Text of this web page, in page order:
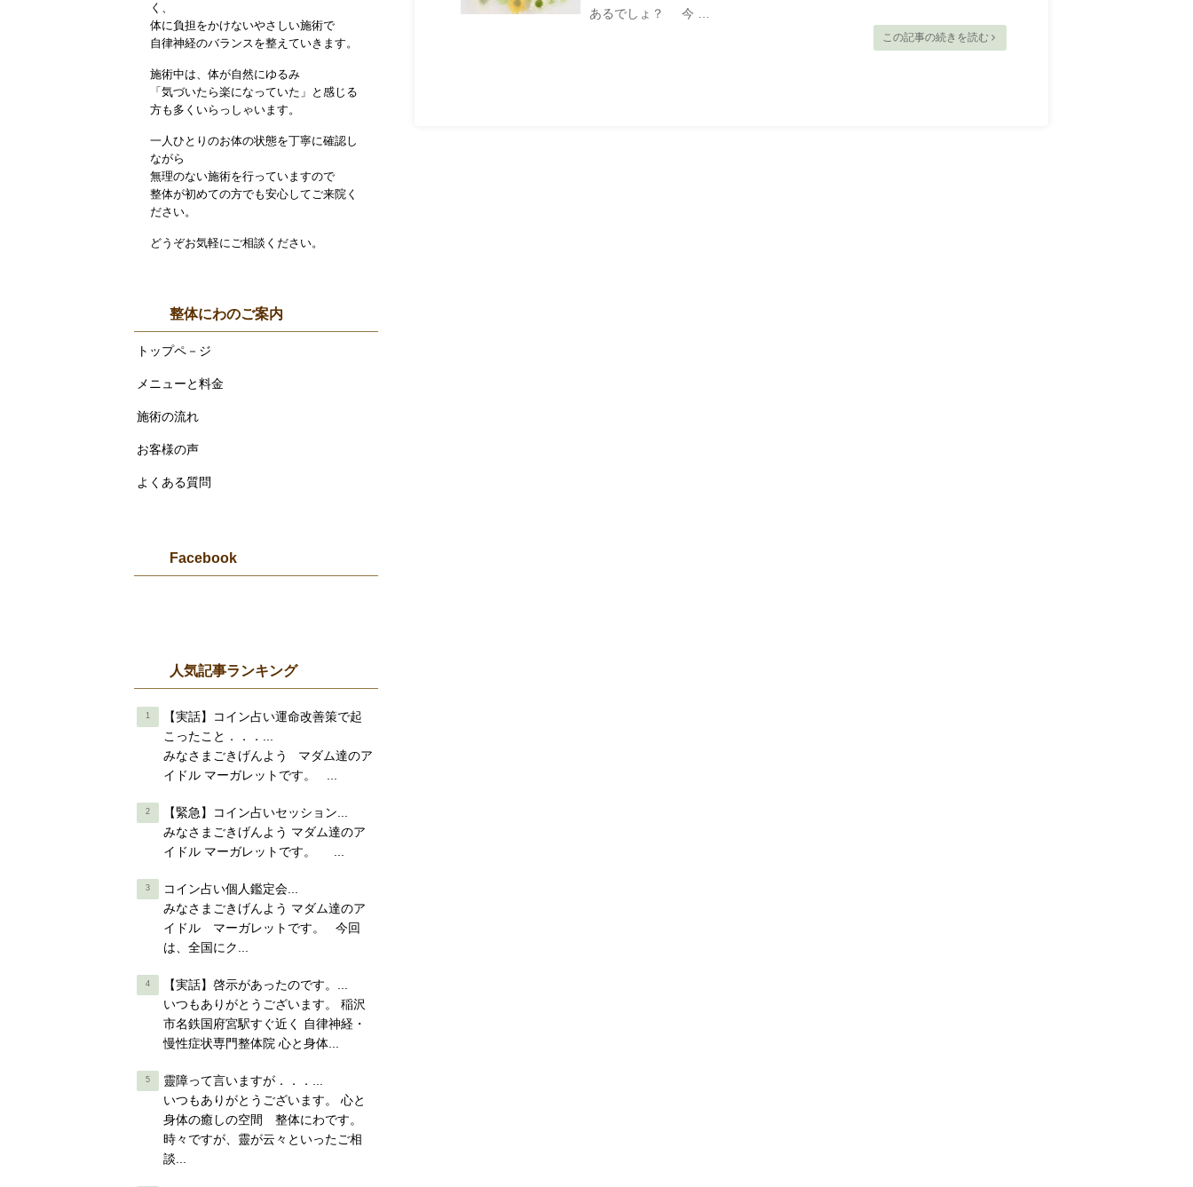
あるでしょ？ 今 …
この記事の続きを読む
く、
体に負担をかけないやさしい施術で
自律神経のバランスを整えていきます。
施術中は、体が自然にゆるみ
「気づいたら楽になっていた」と感じる
方も多くいらっしゃいます。
一人ひとりのお体の状態を丁寧に確認し
ながら
無理のない施術を行っていますので
整体が初めての方でも安心してご来院く
ださい。
どうぞお気軽にご相談ください。
整体にわのご案内
トップペ－ジ
メニューと料金
施術の流れ
お客様の声
よくある質問
Facebook
人気記事ランキング
【実話】コイン占い運命改善策で起
こったこと．．．...
みなさまごきげんよう マダム達のア
イドル マーガレットです。 ...
【緊急】コイン占いセッション...
みなさまごきげんよう マダム達のア
イドル マーガレットです。 ...
コイン占い個人鑑定会...
みなさまごきげんよう マダム達のア
イドル マーガレットです。 今回
は、全国にク...
【実話】啓示があったのです。...
いつもありがとうございます。 稲沢
市名鉄国府宮駅すぐ近く 自律神経・
慢性症状専門整体院 心と身体...
靈障って言いますが．．．...
いつもありがとうございます。 心と
身体の癒しの空間 整体にわです。
時々ですが、靈が云々といったご相
談...